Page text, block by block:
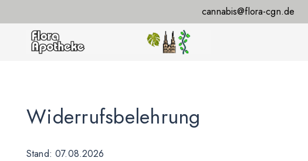
cannabis@flora-cgn.de
Widerrufsbelehrung
Stand: 07.08.2026